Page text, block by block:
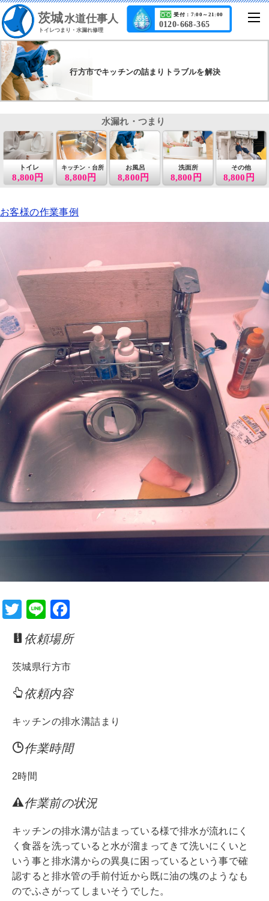
茨城水道仕事人
トイレつまり・水漏れ修理
0120-668-365
受付：7:00～21:00
行方市でキッチンの詰まりトラブルを解決
8,800円
トイレ
8,800円
キッチン・台所 お風呂
8,800円
洗面所
8,800円
その他
8,800円
水漏れ・つまり
お客様の作業事例
T
wi
tt
er
Li
n
e
a
c
e
b
o
o
k
依頼場所
茨城県行方市
依頼内容
キッチンの排水溝詰まり
作業時間
2時間
作業前の状況
キッチンの排水溝が詰まっている様で排水が流れにく
く食器を洗っていると水が溜まってきて洗いにくいと
いう事と排水溝からの異臭に困っているという事で確
認すると排水管の手前付近から既に油の塊のようなも
のでふさがってしまいそうでした。